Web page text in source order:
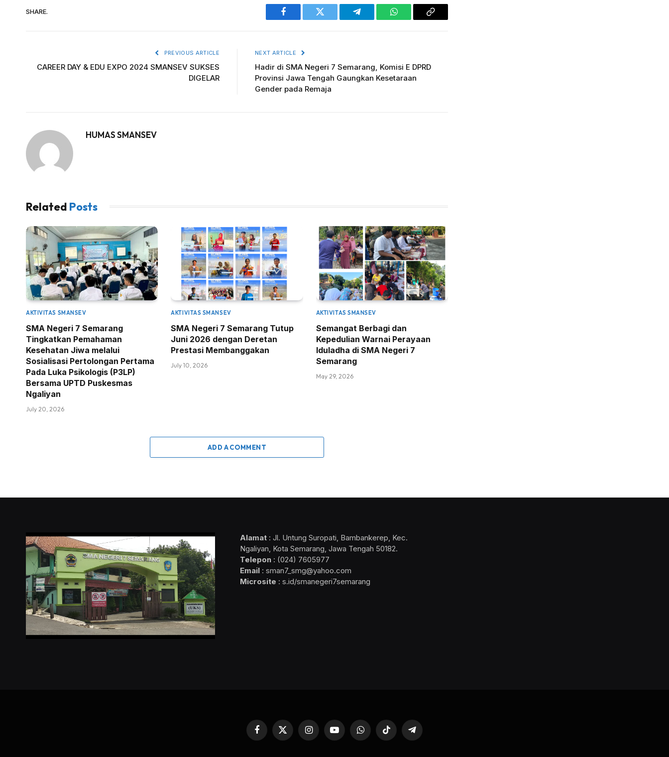
SHARE.
Facebook Twitter Telegram WhatsAppCopy
PREVIOUS ARTICLE
CAREER DAY & EDU EXPO 2024 SMANSEV SUKSES
DIGELAR
NEXT ARTICLE
Hadir di SMA Negeri 7 Semarang, Komisi E DPRD
Provinsi Jawa Tengah Gaungkan Kesetaraan
Gender pada Remaja
HUMAS SMANSEV
Related Posts
AKTIVITAS SMANSEV
SMA Negeri 7 Semarang
Tingkatkan Pemahaman
Kesehatan Jiwa melalui
Sosialisasi Pertolongan Pertama
Pada Luka Psikologis (P3LP)
Bersama UPTD Puskesmas
Ngaliyan
July 20, 2026
AKTIVITAS SMANSEV
SMA Negeri 7 Semarang Tutup
Juni 2026 dengan Deretan
Prestasi Membanggakan
July 10, 2026
AKTIVITAS SMANSEV
Semangat Berbagi dan
Kepedulian Warnai Perayaan
Iduladha di SMA Negeri 7
Semarang
May 29, 2026
ADD A COMMENT
Alamat : Jl. Untung Suropati, Bambankerep, Kec.
Ngaliyan, Kota Semarang, Jawa Tengah 50182.
Telepon : (024) 7605977
Email : sman7_smg@yahoo.com
Microsite : s.id/smanegeri7semarang
Facebook
X
(Twitter)
InstagramYouTubeWhatsAppTikTok Telegram